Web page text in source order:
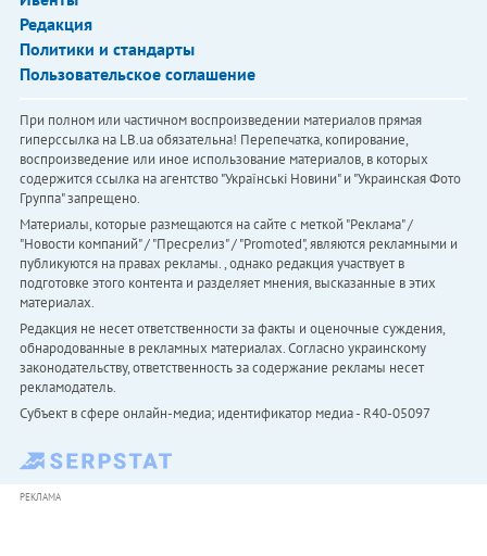
Редакция
Политики и стандарты
Пользовательское соглашение
При полном или частичном воспроизведении материалов прямая
гиперссылка на LB.ua обязательна! Перепечатка, копирование,
воспроизведение или иное использование материалов, в которых
содержится ссылка на агентство "Українськi Новини" и "Украинская Фото
Группа" запрещено.
Материалы, которые размещаются на сайте с меткой "Реклама" /
"Новости компаний" / "Пресрелиз" / "Promoted", являются рекламными и
публикуются на правах рекламы. , однако редакция участвует в
подготовке этого контента и разделяет мнения, высказанные в этих
материалах.
Редакция не несет ответственности за факты и оценочные суждения,
обнародованные в рекламных материалах. Согласно украинскому
законодательству, ответственность за содержание рекламы несет
рекламодатель.
Субъект в сфере онлайн-медиа; идентификатор медиа - R40-05097
РЕКЛАМА